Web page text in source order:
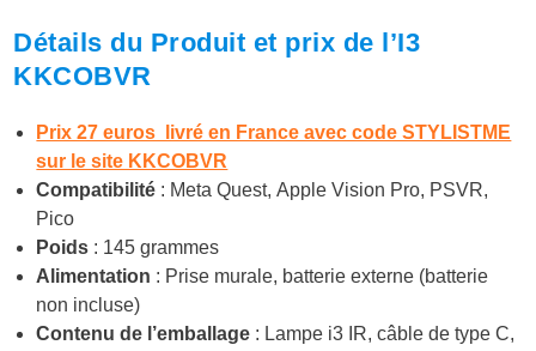
Détails du Produit et prix de l’I3
KKCOBVR
Prix 27 euros livré en France avec code STYLISTME
sur le site KKCOBVR
Compatibilité : Meta Quest, Apple Vision Pro, PSVR,
Pico
Poids : 145 grammes
Alimentation : Prise murale, batterie externe (batterie
non incluse)
Contenu de l’emballage : Lampe i3 IR, câble de type C,